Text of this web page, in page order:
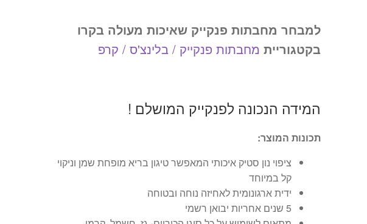
למבחר מחבתות פנקייק שאיכות מעולה בקרו
בקטגוריית מחבתות פנקייק / בלינצ'ס / קרפ
המידה הנכונה לפנקייק המושלם !
תכונות המוצר:
ציפוי נון סטיק איכותי המאפשר טיגון בריא מופחת שמן וניקוי
קל במיוחד
ידית ארגונומית לאחיזה נוחה ובטוחה
5 שנים אחריות יבואן רשמי